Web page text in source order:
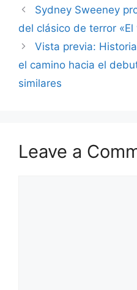
Sydney Sweeney
del clásico de terror
Vista previa:
el camino hacia el
similares
Leave a